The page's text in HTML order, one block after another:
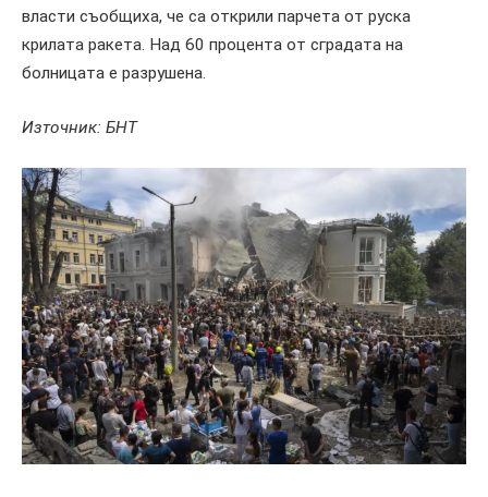
власти съобщиха, че са открили парчета от руска
крилата ракета. Над 60 процента от сградата на
болницата е разрушена.
Източник: БНТ